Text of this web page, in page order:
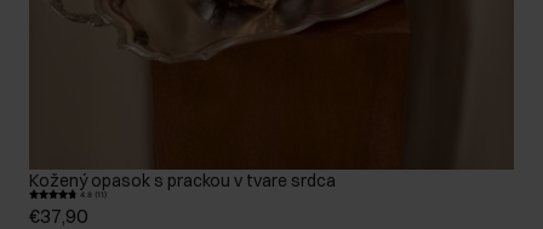
Kožený opasok s prackou v tvare srdca
4.8 (11)
€37,90